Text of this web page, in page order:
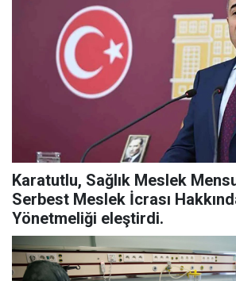
Karatutlu, Sağlık Meslek
Serbest Meslek İcrası
Yönetmeliği eleştirdi.